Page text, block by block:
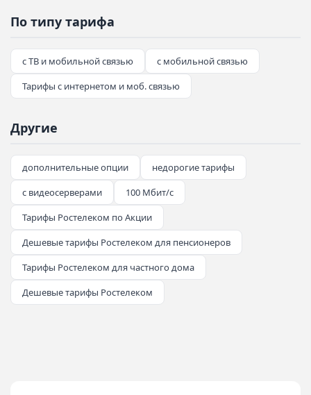
По типу тарифа
с ТВ и мобильной связью
с мобильной связью
Тарифы с интернетом и моб. связью
Другие
дополнительные опции
недорогие тарифы
с видеосерверами
100 Мбит/с
Тарифы Ростелеком по Акции
Дешевые тарифы Ростелеком для пенсионеров
Тарифы Ростелеком для частного дома
Дешевые тарифы Ростелеком